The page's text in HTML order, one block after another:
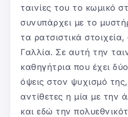
ταινίες του το κωμικό
συνυπάρχει με το
τα ρατσιστικά
Γαλλία. Σε αυτή την
καθηγήτρια που έχει
όψεις στον ψυχισμό της,
αντίθετες η μία με την
και εδώ την